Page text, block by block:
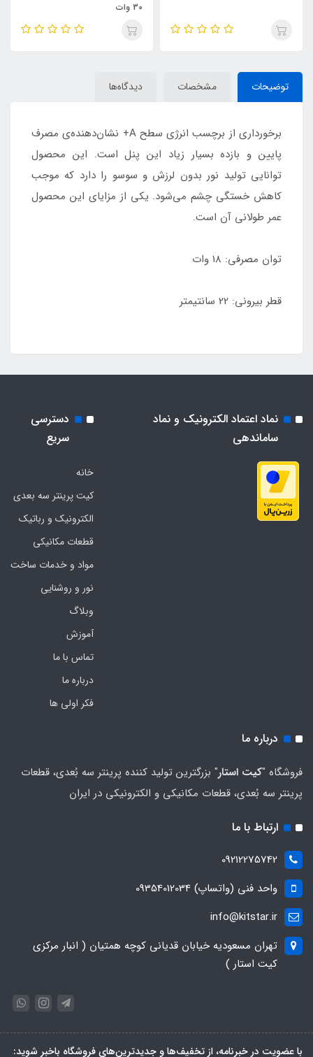
30 وات
توضیحات مشخصات دیدگاه‌ها
برخورداری از برچسب انرژی سطح A+ نشان‌دهنده‌ی مصرف
پایین و بازده بسیار زیاد این پنل است. این محصول
توانایی تولید نور بدون لرزش و سوسو را دارد که موجب
کاهش خستگی چشم می‌شود. یکی از مزایای این محصول
عمر طولانی آن است.
توان مصرفی: 18 وات
قطر بیرونی: 22 سانتیمتر
نماد اعتماد الکترونیک و نماد
ساماندهی
دسترسی
سریع
خانه
کیت پرینتر سه بعدی
الکترونیک و رباتیک
قطعات مکانیکی
مواد و خدمات ساخت
نور و روشنایی
وبلاگ
آموزش
تماس با ما
درباره ما
فکر اولی ها
درباره ما
فروشگاه "کیت استار" بزرگترین تولید کننده پرینتر سه بُعدی، قطعات
پرینتر سه بُعدی، قطعات مکانیکی و الکترونیکی در ایران
ارتباط با ما
09212275742
واحد فنی (واتساپ) 09354012034
info@kitstar.ir
تهران مسعودیه خیابان قدیانی کوچه همتیان ( انبار مرکزی
کیت استار )
با عضویت در خبرنامه، از تخفیف‌ها و جدیدترین‌های فروشگاه باخبر شوید: